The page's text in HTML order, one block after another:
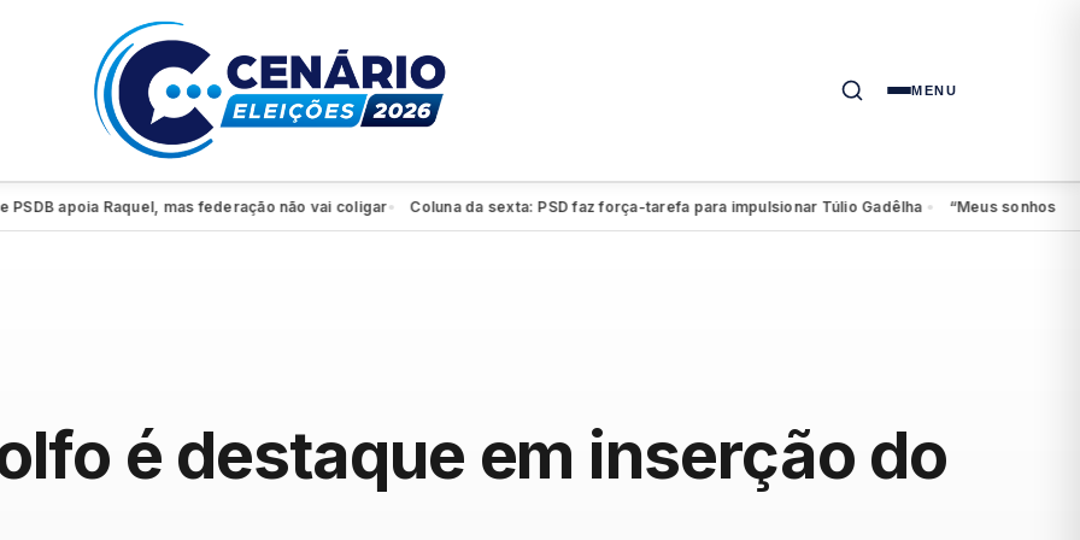
MENU
apoia Raquel, mas federação não vai coligar● Coluna da sexta: PSD faz força-tarefa para impulsionar Túlio Gadêlha● “Meus sonhos
é destaque em inserção do